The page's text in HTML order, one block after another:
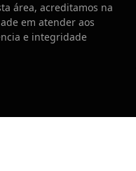
área, acreditamos na
em atender aos
e integridade